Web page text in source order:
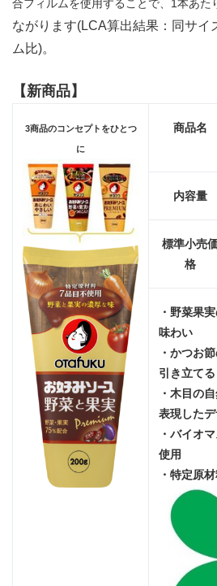
合フィルムを使用することで、1本あた
ながります(LCA算出結果： 同サイ
ム比)。
【新商品】
3商品のコンセプトをひとつ
に
商品名
内容量
標準小売
格
・野菜果
味わい
・かつお
引き立てる
・木目の
表現した
・バイオ
使用
・特定原